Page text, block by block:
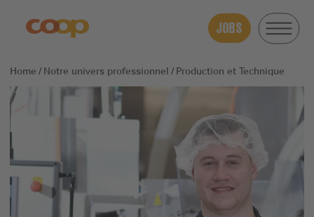
JOBS
Notre univers professionnel Production et Technique